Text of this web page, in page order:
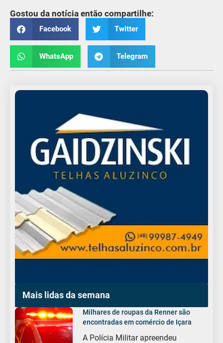
Gostou da notícia então compartilhe:
Facebook Twitter
WhatsApp Telegram
Mais lidas da semana
Milhares de roupas da Renner são
encontradas em comércio de Içara
A Polícia Militar apreendeu